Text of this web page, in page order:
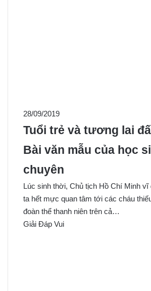
28/09/2019
Tuổi trẻ và tương lai
Bài văn mẫu của học
chuyên
Lúc sinh thời, Chủ tịch Hồ Chí Minh vĩ
ta hết mực quan tâm tới các cháu
đoàn thể thanh niên trên cả…
Giải Đáp Vui